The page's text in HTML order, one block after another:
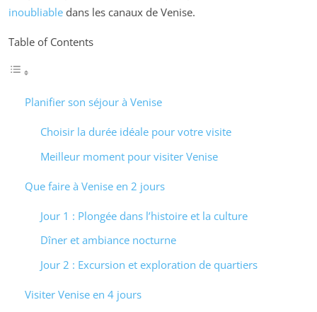
inoubliable dans les canaux de Venise.
Table of Contents
Planifier son séjour à Venise
Choisir la durée idéale pour votre visite
Meilleur moment pour visiter Venise
Que faire à Venise en 2 jours
Jour 1 : Plongée dans l’histoire et la culture
Dîner et ambiance nocturne
Jour 2 : Excursion et exploration de quartiers
Visiter Venise en 4 jours